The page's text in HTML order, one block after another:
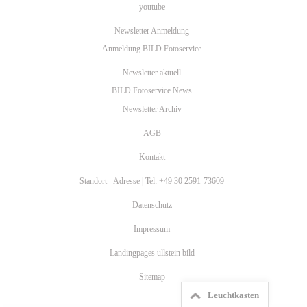
youtube
Newsletter Anmeldung
Anmeldung BILD Fotoservice
Newsletter aktuell
BILD Fotoservice News
Newsletter Archiv
AGB
Kontakt
Standort - Adresse | Tel: +49 30 2591-73609
Datenschutz
Impressum
Landingpages ullstein bild
Sitemap
Leuchtkasten